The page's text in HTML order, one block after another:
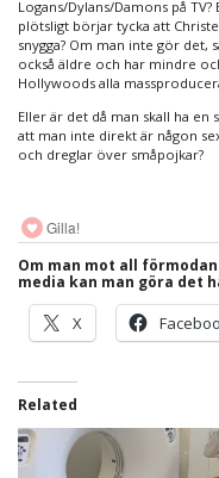
Logans/Dylans/Damons på
plötsligt börjar tycka att
snygga? Om man inte gör
också äldre och har mindre
Hollywoods alla
Eller är det då man skall ha en
att man inte direkt är någon
och dreglar över småpojkar?
Gilla!
Om man mot all
media kan man göra det
X
Related